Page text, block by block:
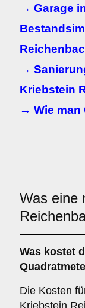
→ Garage
→
Kriebstein
→ Wie man
Was eine
Was kostet
Die Kosten
Kriebstein